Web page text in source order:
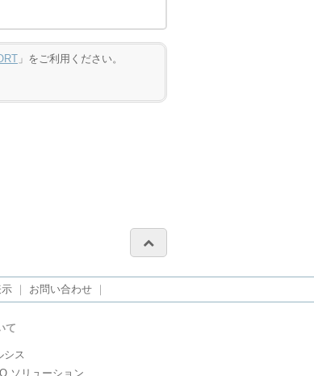
」をご利用ください。
お問い合わせ
て
シス
ソリューション